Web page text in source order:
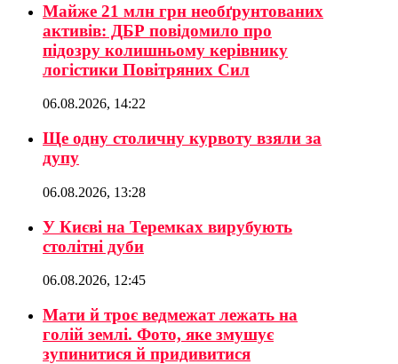
Майже 21 млн грн необґрунтованих
активів: ДБР повідомило про
підозру колишньому керівнику
логістики Повітряних Сил
06.08.2026, 14:22
Ще одну столичну курвоту взяли за
дупу
06.08.2026, 13:28
У Києві на Теремках вирубують
столітні дуби
06.08.2026, 12:45
Мати й троє ведмежат лежать на
голій землі. Фото, яке змушує
зупинитися й придивитися